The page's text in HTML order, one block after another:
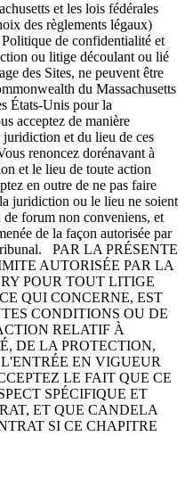
et les lois fédérales
des règlements légaux)
de confidentialité et
ou litige découlant ou lié
des Sites, ne peuvent être
du Massachusetts
États-Unis pour la
acceptez de manière
et du lieu de ces
renoncez dorénavant à
et le lieu de toute action
en outre de ne pas faire
juridiction ou le lieu ne soient
forum non conveniens, et
de la façon autorisée par
PAR LA PRÉSENTE
AUTORISÉE PAR LA
POUR TOUT LITIGE
QUI CONCERNE, EST
CONDITIONS OU DE
RELATIF À
DE LA PROTECTION,
EN VIGUEUR
LE FAIT QUE CE
SPÉCIFIQUE ET
ET QUE CANDELA
SI CE CHAPITRE